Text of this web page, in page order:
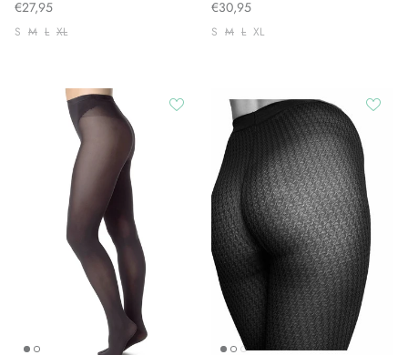
€27,95
S M L XL
€30,95
S M L XL